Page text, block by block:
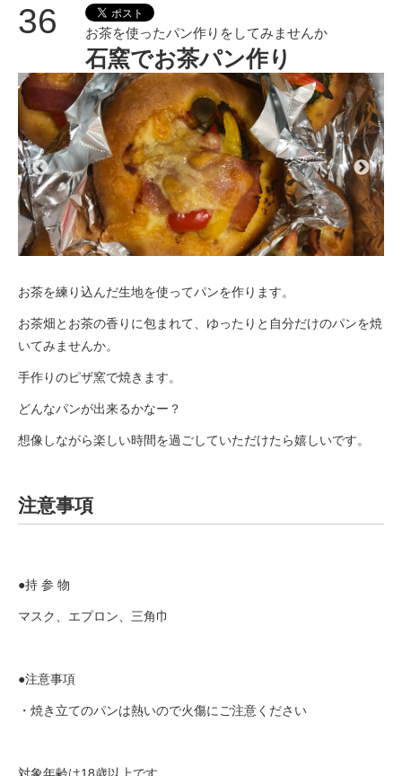
36 お茶を使ったパン作りをしてみませんか
石窯でお茶パン作り
お茶を練り込んだ生地を使ってパンを作ります。
お茶畑とお茶の香りに包まれて、ゆったりと自分だけのパンを焼
いてみませんか。
手作りのピザ窯で焼きます。
どんなパンが出来るかなー？
想像しながら楽しい時間を過ごしていただけたら嬉しいです。
注意事項
●持 参 物
マスク、エプロン、三角巾
●注意事項
・焼き立てのパンは熱いので火傷にご注意ください